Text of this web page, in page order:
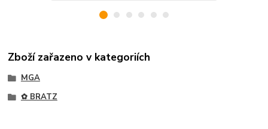
Zboží zařazeno v kategoriích
MGA
✿ BRATZ